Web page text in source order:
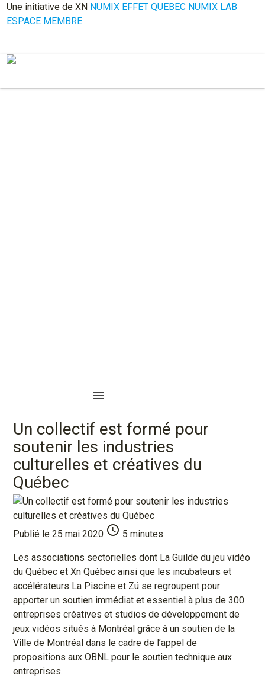
Une initiative de XN NUMIX EFFET QUEBEC NUMIX LAB
ESPACE MEMBRE
menu
Un collectif est formé pour
soutenir les industries
culturelles et créatives du
Québec
Publié le 25 mai 2020 access_time 5 minutes
Les associations sectorielles dont La Guilde du jeu vidéo
du Québec et Xn Québec ainsi que les incubateurs et
accélérateurs La Piscine et Zú se regroupent pour
apporter un soutien immédiat et essentiel à plus de 300
entreprises créatives et studios de développement de
jeux vidéos situés à Montréal grâce à un soutien de la
Ville de Montréal dans le cadre de l’appel de
propositions aux OBNL pour le soutien technique aux
entreprises.